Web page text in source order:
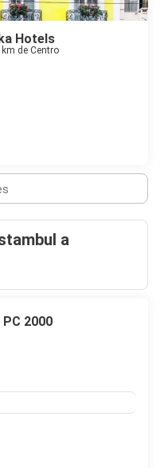
galerías de arte
Hotels
km de Centro
a
2000